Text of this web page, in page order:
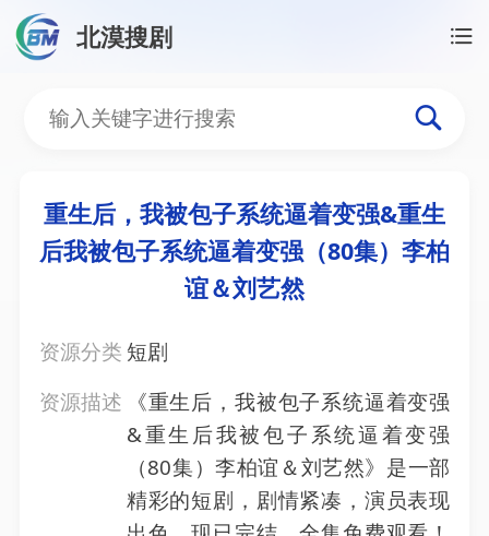
北漠搜剧
重生后，我被包子系统
重生后，我被包子系统逼着变强&重生
后我被包子系统逼着变强（80集）李柏
谊＆刘艺然
资源分类 短剧
资源描述
《重生后，我被包子系统逼着变强
&重生后我被包子系统逼着变强
（80集）李柏谊＆刘艺然》是一部
精彩的短剧，剧情紧凑，演员表现